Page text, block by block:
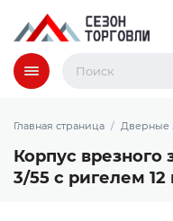
Меню
Главная страница Дверные
Корпус
3/55 с ригелем